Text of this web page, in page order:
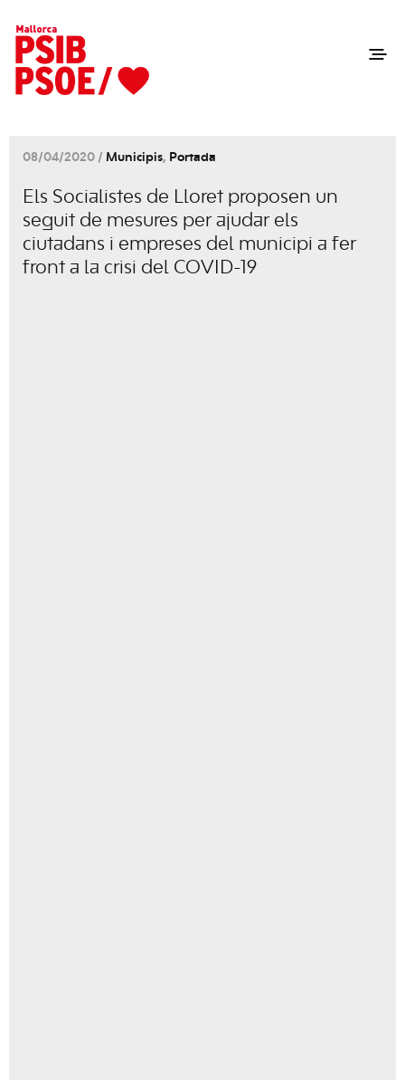
08/04/2020 / Municipis, Portada
Els Socialistes de Lloret proposen un
seguit de mesures per ajudar els
ciutadans i empreses del municipi a fer
front a la crisi del COVID-19